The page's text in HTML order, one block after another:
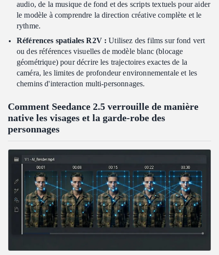
audio, de la musique de fond et des scripts textuels pour aider
le modèle à comprendre la direction créative complète et le
rythme.
Références spatiales R2V : Utilisez des films sur fond vert
ou des références visuelles de modèle blanc (blocage
géométrique) pour décrire les trajectoires exactes de la
caméra, les limites de profondeur environnementale et les
chemins d'interaction multi-personnages.
Comment Seedance 2.5 verrouille de manière
native les visages et la garde-robe des
personnages